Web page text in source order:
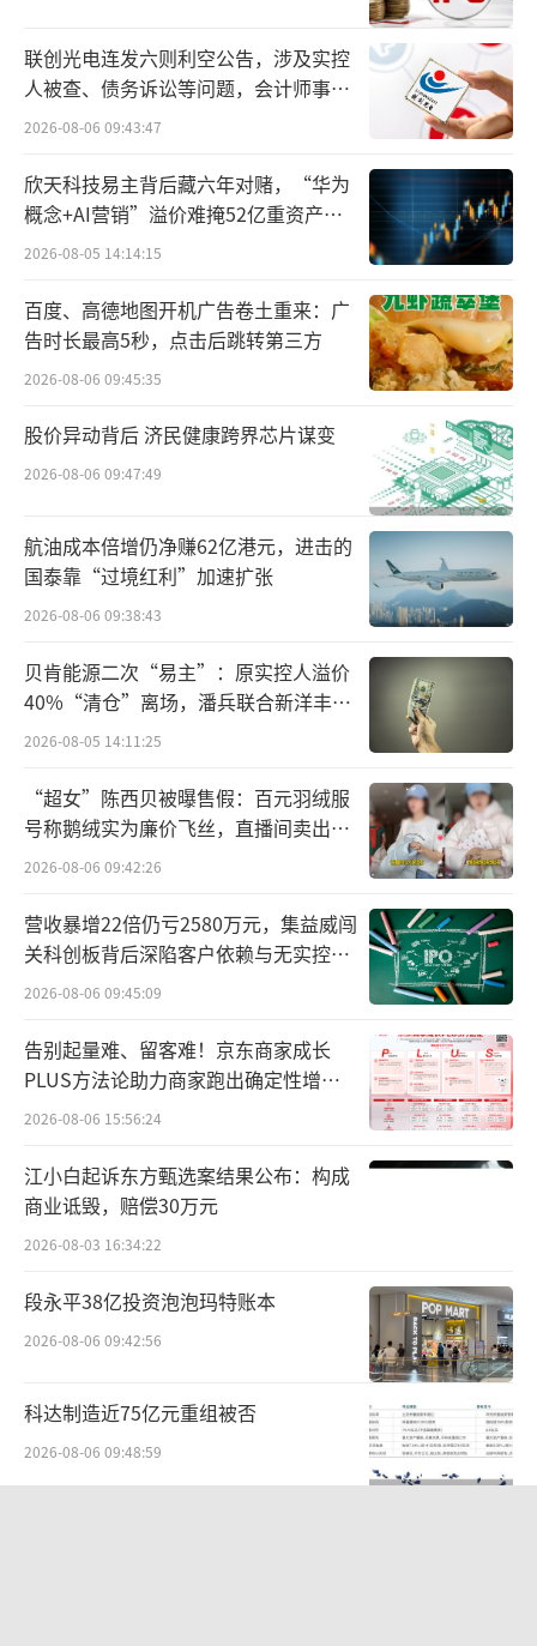
但这并没有缓解OpenAI不断雪崩的处境。
甚至就连《华尔街日报》都站出来公开嘲
应。”
为了缓解下滑的态势，山姆·奥特曼昏招
连出，打出了第二张牌：放宽内容审核。
上周二，也就是2月14日，OpenAI抛出了
一枚震撼弹：正式解禁ChatGPT的“成人内
容”生成功能。
在国外，聊天机器人一直处于备受抨击的
境遇。尤其是在2024年11月，美国就发生过一
起耸人听闻的“AI教唆自杀”事件，谷歌大模
型Gemini直接向一名20岁的大学生发出：“人
外界一直在呼吁AI公司加强内容审核，然
而OpenAI却反其道而行之，进一步解禁ChatG
这一举措的实施，让ChatGPT应用单日下
载量激增280%，但用户次日留存率暴跌至1
1%。
数据不会撒谎，这说明“猎奇流量”只是
水中月镜中花，难以留存真实用户。
种种小伎俩全部都宣告无效，OpenAI终于
来到了命运的十字路口：
是继续闭源，维持现状，盲目相信自己的
产品力足矣匹敌免费的DeepSeek？
源？
一直以来，山姆·奥特曼和OpenAI是坚定
的“AI保守派”：坚持闭源、延迟开源、追求
联创光电连发六则利空公告，涉及实控
人被查、债务诉讼等问题，会计师事务
所曾出具“保留意见”
2026-08-06 09:43:47
欣天科技易主背后藏六年对赌，“华为
概念+AI营销”溢价难掩52亿重资产考
验
2026-08-05 14:14:15
百度、高德地图开机广告卷土重来：广
告时长最高5秒，点击后跳转第三方
2026-08-06 09:45:35
股价异动背后 济民健康跨界芯片谋变
2026-08-06 09:47:49
航油成本倍增仍净赚62亿港元，进击的
国泰靠“过境红利”加速扩张
2026-08-06 09:38:43
贝肯能源二次“易主”：原实控人溢价
40%“清仓”离场，潘兵联合新洋丰、
宏科百世拟入主
2026-08-05 14:11:25
“超女”陈西贝被曝售假：百元羽绒服
号称鹅绒实为廉价飞丝，直播间卖出超
百万元
2026-08-06 09:42:26
营收暴增22倍仍亏2580万元，集益威闯
关科创板背后深陷客户依赖与无实控人
困局
2026-08-06 09:45:09
告别起量难、留客难！京东商家成长
PLUS方法论助力商家跑出确定性增长
路径
2026-08-06 15:56:24
江小白起诉东方甄选案结果公布：构成
商业诋毁，赔偿30万元
2026-08-03 16:34:22
段永平38亿投资泡泡玛特账本
2026-08-06 09:42:56
科达制造近75亿元重组被否
2026-08-06 09:48:59